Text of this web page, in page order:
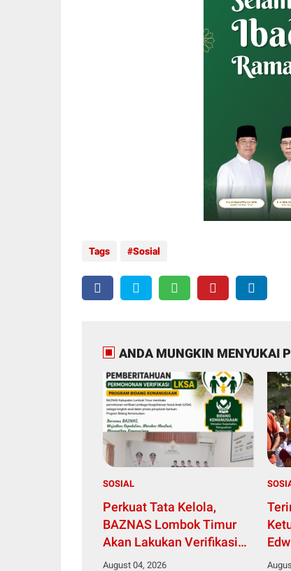
Tags Sosial
ANDA MUNGKIN MENYUKAI
SOSIAL
Perkuat Tata Kelola,
BAZNAS Lombok Timur
Akan Lakukan Verifikasi
dan Validasi Seluruh
August 04, 2026